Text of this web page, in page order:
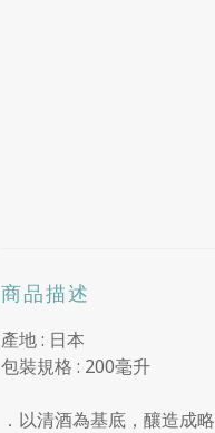
商品描述
產地 : 日本
包裝規格 : 200毫升
．以清酒為基底，釀造成